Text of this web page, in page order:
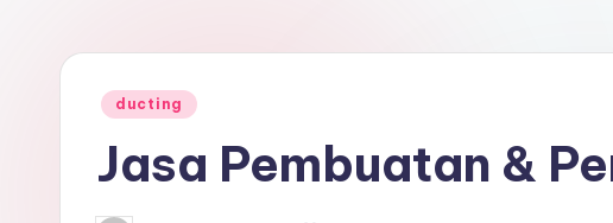
Posted
ducting
Jasa Pembuatan &